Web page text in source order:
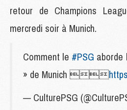
retour de Champions
mercredi soir à Munich.
Comment le #PSG aborde
» de Munich 
— CulturePSG